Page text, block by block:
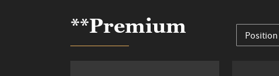
**Premium